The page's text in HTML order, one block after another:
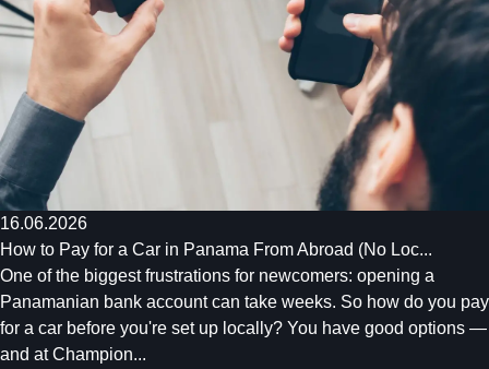
16.06.2026
How to Pay for a Car in Panama From Abroad (No Loc...
One of the biggest frustrations for newcomers: opening a
Panamanian bank account can take weeks. So how do you pay
for a car before you're set up locally? You have good options —
and at Champion...